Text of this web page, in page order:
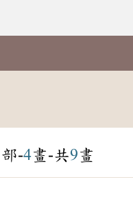
部-4畫-共9畫